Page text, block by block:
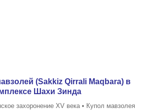
(Sakkiz Qirrali Maqbara) в
Шахи Зинда
захоронение XV века • Купол мавзолея